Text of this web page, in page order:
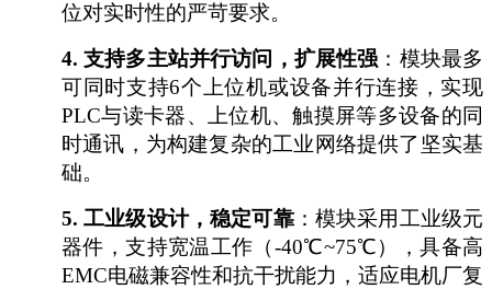
位对实时性的严苛要求。
4.支持多主站并行访问，扩展性强 ：模块最多
可同时支持6个上位机或设备并行连接，实现
PLC与读卡器、上位机、触摸屏等多设备的同
时通讯，为构建复杂的工业网络提供了坚实基
础。
5.工业级设计，稳定可靠：模块采用工业级元
器件，支持宽温工作（-40℃~75℃），具备高
EMC电磁兼容性和抗干扰能力，适应电机厂复